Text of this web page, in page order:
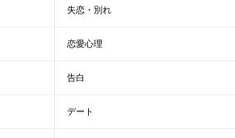
失恋・別れ
恋愛心理
告白
デート